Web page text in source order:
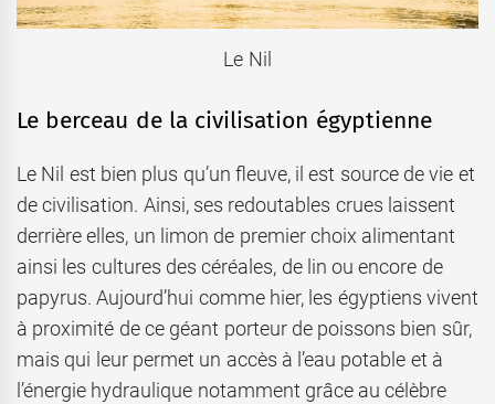
Le Nil
Le berceau de la civilisation égyptienne
Le Nil est bien plus qu’un fleuve, il est source de vie et
de civilisation. Ainsi, ses redoutables crues laissent
derrière elles, un limon de premier choix alimentant
ainsi les cultures des céréales, de lin ou encore de
papyrus. Aujourd’hui comme hier, les égyptiens vivent
à proximité de ce géant porteur de poissons bien sûr,
mais qui leur permet un accès à l’eau potable et à
l’énergie hydraulique notamment grâce au célèbre